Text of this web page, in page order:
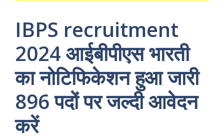
IBPS recruitment
2024 आईबीपीएस भारती
का नोटिफिकेशन हुआ जारी
896 पदों पर जल्दी आवेदन
करें